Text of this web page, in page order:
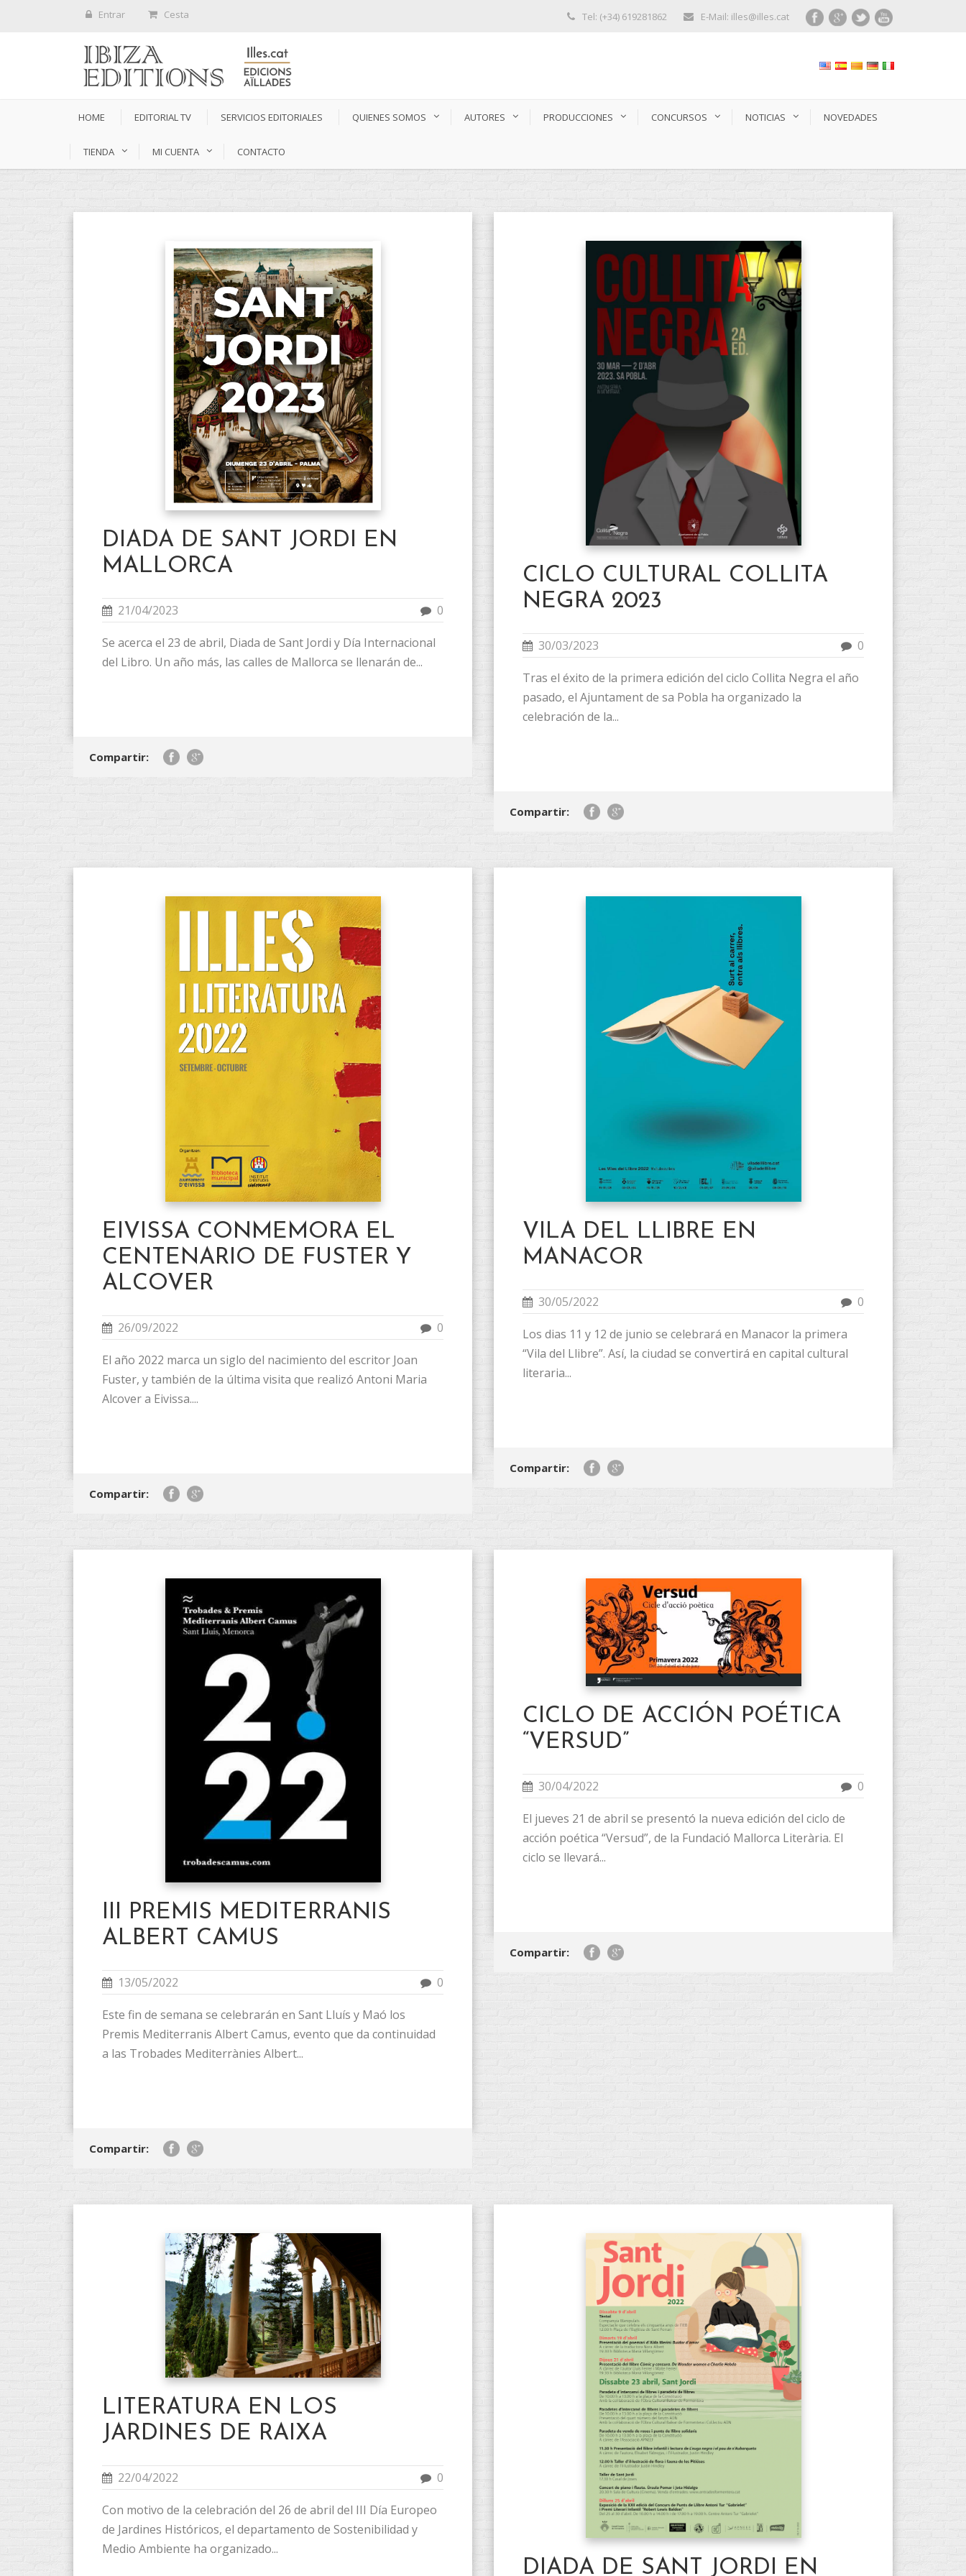
Entrar Cesta Tel: (+34) 619281862 E-Mail: illes@illes.cat
HOME EDITORIAL TV SERVICIOS EDITORIALES QUIENES SOMOS AUTORES PRODUCCIONES CONCURSOS NOTICIAS NOVEDADES
TIENDA MI CUENTA CONTACTO
DIADA DE SANT JORDI EN
MALLORCA
21/04/2023 0
Se acerca el 23 de abril, Diada de Sant Jordi y Día Internacional
del Libro. Un año más, las calles de Mallorca se llenarán de...
Compartir:
CICLO CULTURAL COLLITA
NEGRA 2023
30/03/2023 0
Tras el éxito de la primera edición del ciclo Collita Negra el año
pasado, el Ajuntament de sa Pobla ha organizado la
celebración de la...
Compartir:
EIVISSA CONMEMORA EL
CENTENARIO DE FUSTER Y
ALCOVER
26/09/2022 0
El año 2022 marca un siglo del nacimiento del escritor Joan
Fuster, y también de la última visita que realizó Antoni Maria
Alcover a Eivissa....
Compartir:
VILA DEL LLIBRE EN
MANACOR
30/05/2022 0
Los dias 11 y 12 de junio se celebrará en Manacor la primera
“Vila del Llibre”. Así, la ciudad se convertirá en capital cultural
literaria...
Compartir:
III PREMIS MEDITERRANIS
ALBERT CAMUS
13/05/2022 0
Este fin de semana se celebrarán en Sant Lluís y Maó los
Premis Mediterranis Albert Camus, evento que da continuidad
a las Trobades Mediterrànies Albert...
Compartir:
CICLO DE ACCIÓN POÉTICA
“VERSUD”
30/04/2022 0
El jueves 21 de abril se presentó la nueva edición del ciclo de
acción poética “Versud”, de la Fundació Mallorca Literària. El
ciclo se llevará...
Compartir:
LITERATURA EN LOS
JARDINES DE RAIXA
22/04/2022 0
Con motivo de la celebración del 26 de abril del III Día Europeo
de Jardines Históricos, el departamento de Sostenibilidad y
Medio Ambiente ha organizado...
DIADA DE SANT JORDI EN